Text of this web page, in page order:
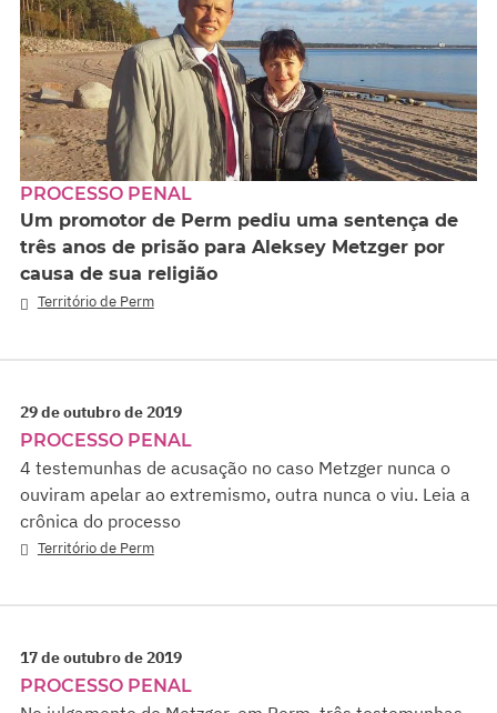
PROCESSO PENAL
Um promotor de Perm pediu uma sentença de
três anos de prisão para Aleksey Metzger por
causa de sua religião
Território de Perm
29 de outubro de 2019
PROCESSO PENAL
4 testemunhas de acusação no caso Metzger nunca o
ouviram apelar ao extremismo, outra nunca o viu. Leia a
crônica do processo
Território de Perm
17 de outubro de 2019
PROCESSO PENAL